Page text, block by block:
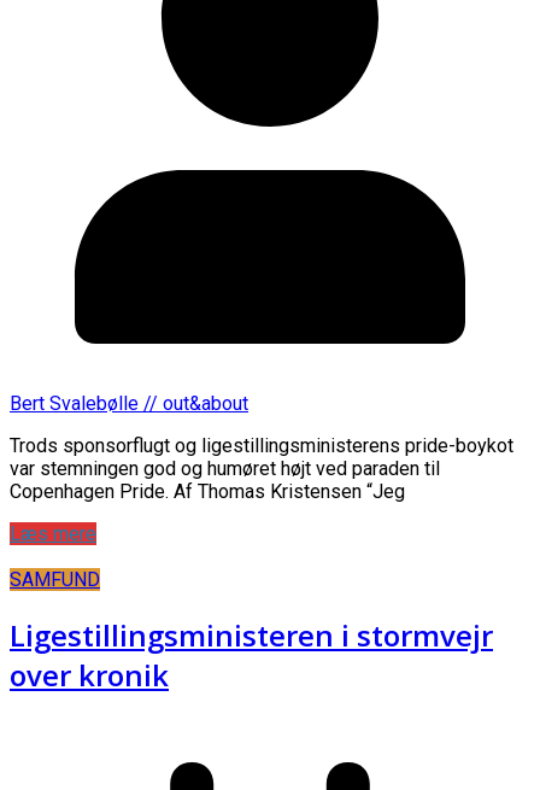
Bert Svalebølle // out&about
Trods sponsorflugt og ligestillingsministerens pride-boykot
var stemningen god og humøret højt ved paraden til
Copenhagen Pride. Af Thomas Kristensen “Jeg
Læs mere
SAMFUND
Ligestillingsministeren i stormvejr
over kronik